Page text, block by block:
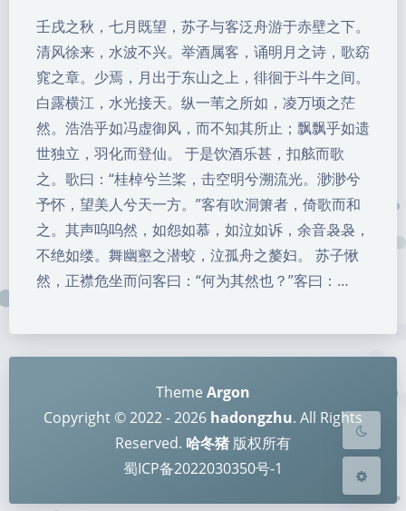
暗黑模式
关闭 日落
壬戌之秋，七月既望，苏子与客泛舟游于赤壁之下。
清风徐来，水波不兴。举酒属客，诵明月之诗，歌窈
窕之章。少焉，月出于东山之上，徘徊于斗牛之间。
白露横江，水光接天。纵一苇之所如，凌万顷之茫
然。浩浩乎如冯虚御风，而不知其所止；飘飘乎如遗
世独立，羽化而登仙。 于是饮酒乐甚，扣舷而歌
之。歌曰：“桂棹兮兰桨，击空明兮溯流光。渺渺兮
予怀，望美人兮天一方。”客有吹洞箫者，倚歌而和
之。其声呜呜然，如怨如慕，如泣如诉，余音袅袅，
不绝如缕。舞幽壑之潜蛟，泣孤舟之嫠妇。 苏子愀
然，正襟危坐而问客曰：“何为其然也？”客曰：…
Theme Argon
Copyright © 2022 - 2026 hadongzhu. All Rights
Reserved. 哈冬猪 版权所有
蜀ICP备2022030350号-1